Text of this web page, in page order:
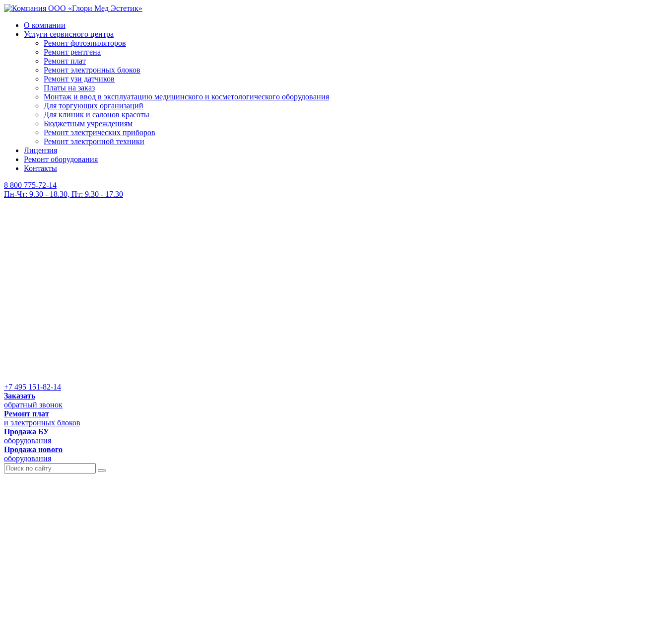
О компании
Услуги сервисного центра
Ремонт фотоэпиляторов
Ремонт рентгена
Ремонт плат
Ремонт электронных блоков
Ремонт узи датчиков
Платы на заказ
Монтаж и ввод в эксплуатацию медицинского и косметологического оборудования
Для торгующих организаций
Для клиник и салонов красоты
Бюджетным учреждениям
Ремонт электрических приборов
Ремонт электронной техники
Лицензия
Ремонт оборудования
Контакты
8 800 775-72-14
Пн-Чт: 9.30 - 18.30, Пт: 9.30 - 17.30
+7 495 151-82-14
Заказать
обратный звонок
Ремонт плат
и электронных блоков
Продажа БУ
оборудования
Продажа нового
оборудования